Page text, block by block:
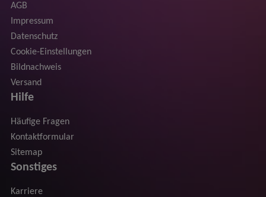
AGB
Impressum
Datenschutz
Cookie-Einstellungen
Bildnachweis
Versand
Hilfe
Häufige Fragen
Kontaktformular
Sitemap
Sonstiges
Karriere